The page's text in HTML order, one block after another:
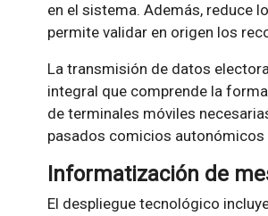
en el sistema. Además, reduce
permite validar en origen los
La transmisión de datos
integral que comprende la
de terminales móviles
pasados comicios autonómicos
Informatización de
El despliegue tecnológico